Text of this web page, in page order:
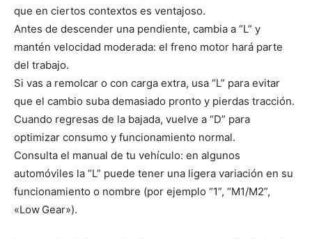
que en ciertos contextos es ventajoso.
Antes de descender una pendiente, cambia a “L” y
mantén velocidad moderada: el freno motor hará parte
del trabajo.
Si vas a remolcar o con carga extra, usa “L” para evitar
que el cambio suba demasiado pronto y pierdas tracción.
Cuando regresas de la bajada, vuelve a “D” para
optimizar consumo y funcionamiento normal.
Consulta el manual de tu vehículo: en algunos
automóviles la “L” puede tener una ligera variación en su
funcionamiento o nombre (por ejemplo “1”, “M1/M2”,
«Low Gear»).